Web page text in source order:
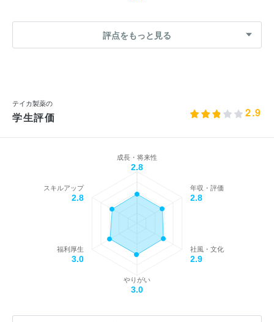
評点をもっと見る
テイカ製薬の
学生評価 2.9
成長・将来性
2.8
年収・評価
2.8
社風・文化
2.9
やりがい
3.0
福利厚生
3.0
スキルアップ
2.8